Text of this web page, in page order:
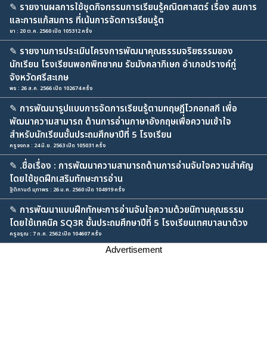
✎ รายงานผลการใช้ชุดกิจกรรมการเรียนรู้คณิตศาสตร์ เรื่อง สมการ
และการแก้สมการ ที่เน้นการจัดการเรียนรู้ต
ยา : 20 ต.ค. 2560 เปิด 105312 ครั้ง
✎ รายงานการประเมินโครงการพัฒนาคุณธรรมจริยธรรมของ
นักเรียน โรงเรียนพอกพิทยาคม รัชมังคลาภิเษก อำเภอปรางค์กู่
จังหวัดศรีสะเกษ
พร : 26 ส.ค. 2566 เปิด 102674 ครั้ง
✎ การพัฒนารูปแบบการจัดการเรียนรู้ตามทฤษฎีไวกอทสกี เพื่อ
พัฒนาความสามารถ ด้านการอ่านภาษาอังกฤษเพื่อความเข้าใจ
สำหรับนักเรียนชั้นประถมศึกษาปีที่ 5 โรงเรียน
ครูจงกล : 24 มิ.ย. 2563 เปิด 105031 ครั้ง
✎ .ชื่อเรื่อง : การพัฒนาความสามารถด้านการอ่านจับใจความสำคัญ
โดยใช้ชุดฝึกเสริมทักษะการอ่าน
ฐิติกานต์ มุทาพร : 26 ม.ค. 2560 เปิด 104919 ครั้ง
✎ การพัฒนาแบบฝึกทักษะการอ่านจับใจความด้วยนิทานคุณธรรม
โดยใช้เทคนิค SQ3R ชั้นประถมศึกษาปีที่ 5 โรงเรียนเทศบาลนาด้วง
ครูอรุณ : 7 ก.ค. 2562 เปิด 104607 ครั้ง
Advertisement